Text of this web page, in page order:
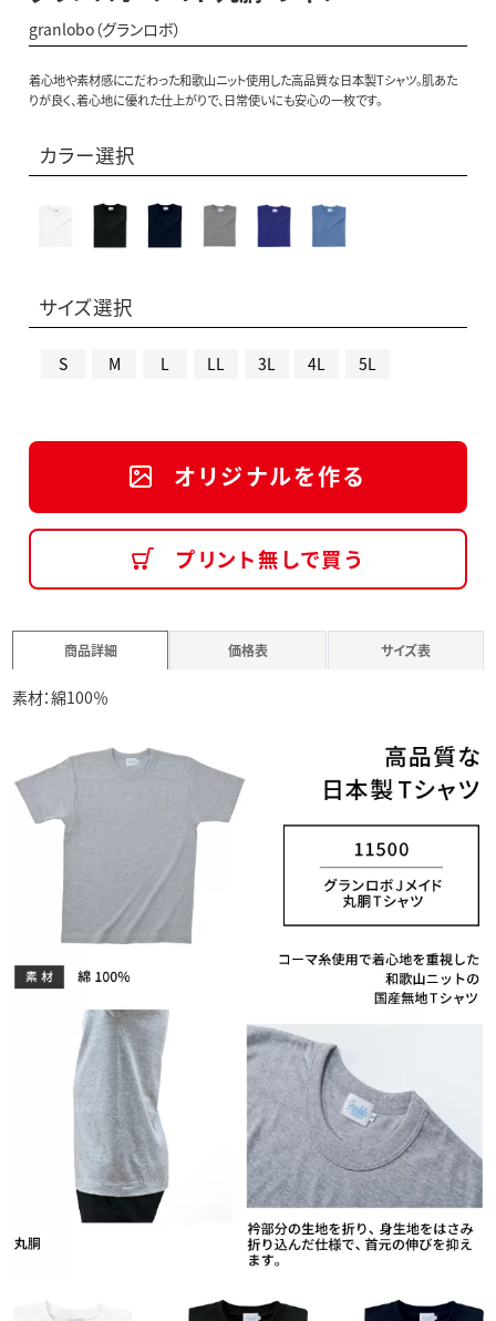
granlobo（グランロボ）
着心地や素材感にこだわった和歌山ニット使用した高品質な日本製Tシャツ。肌あた
りが良く、着心地に優れた仕上がりで、日常使いにも安心の一枚です。
カラー選択
サイズ選択
S M L LL 3L 4L 5L
オリジナルを作る
プリント無しで買う
商品詳細 価格表 サイズ表
素材：綿100％